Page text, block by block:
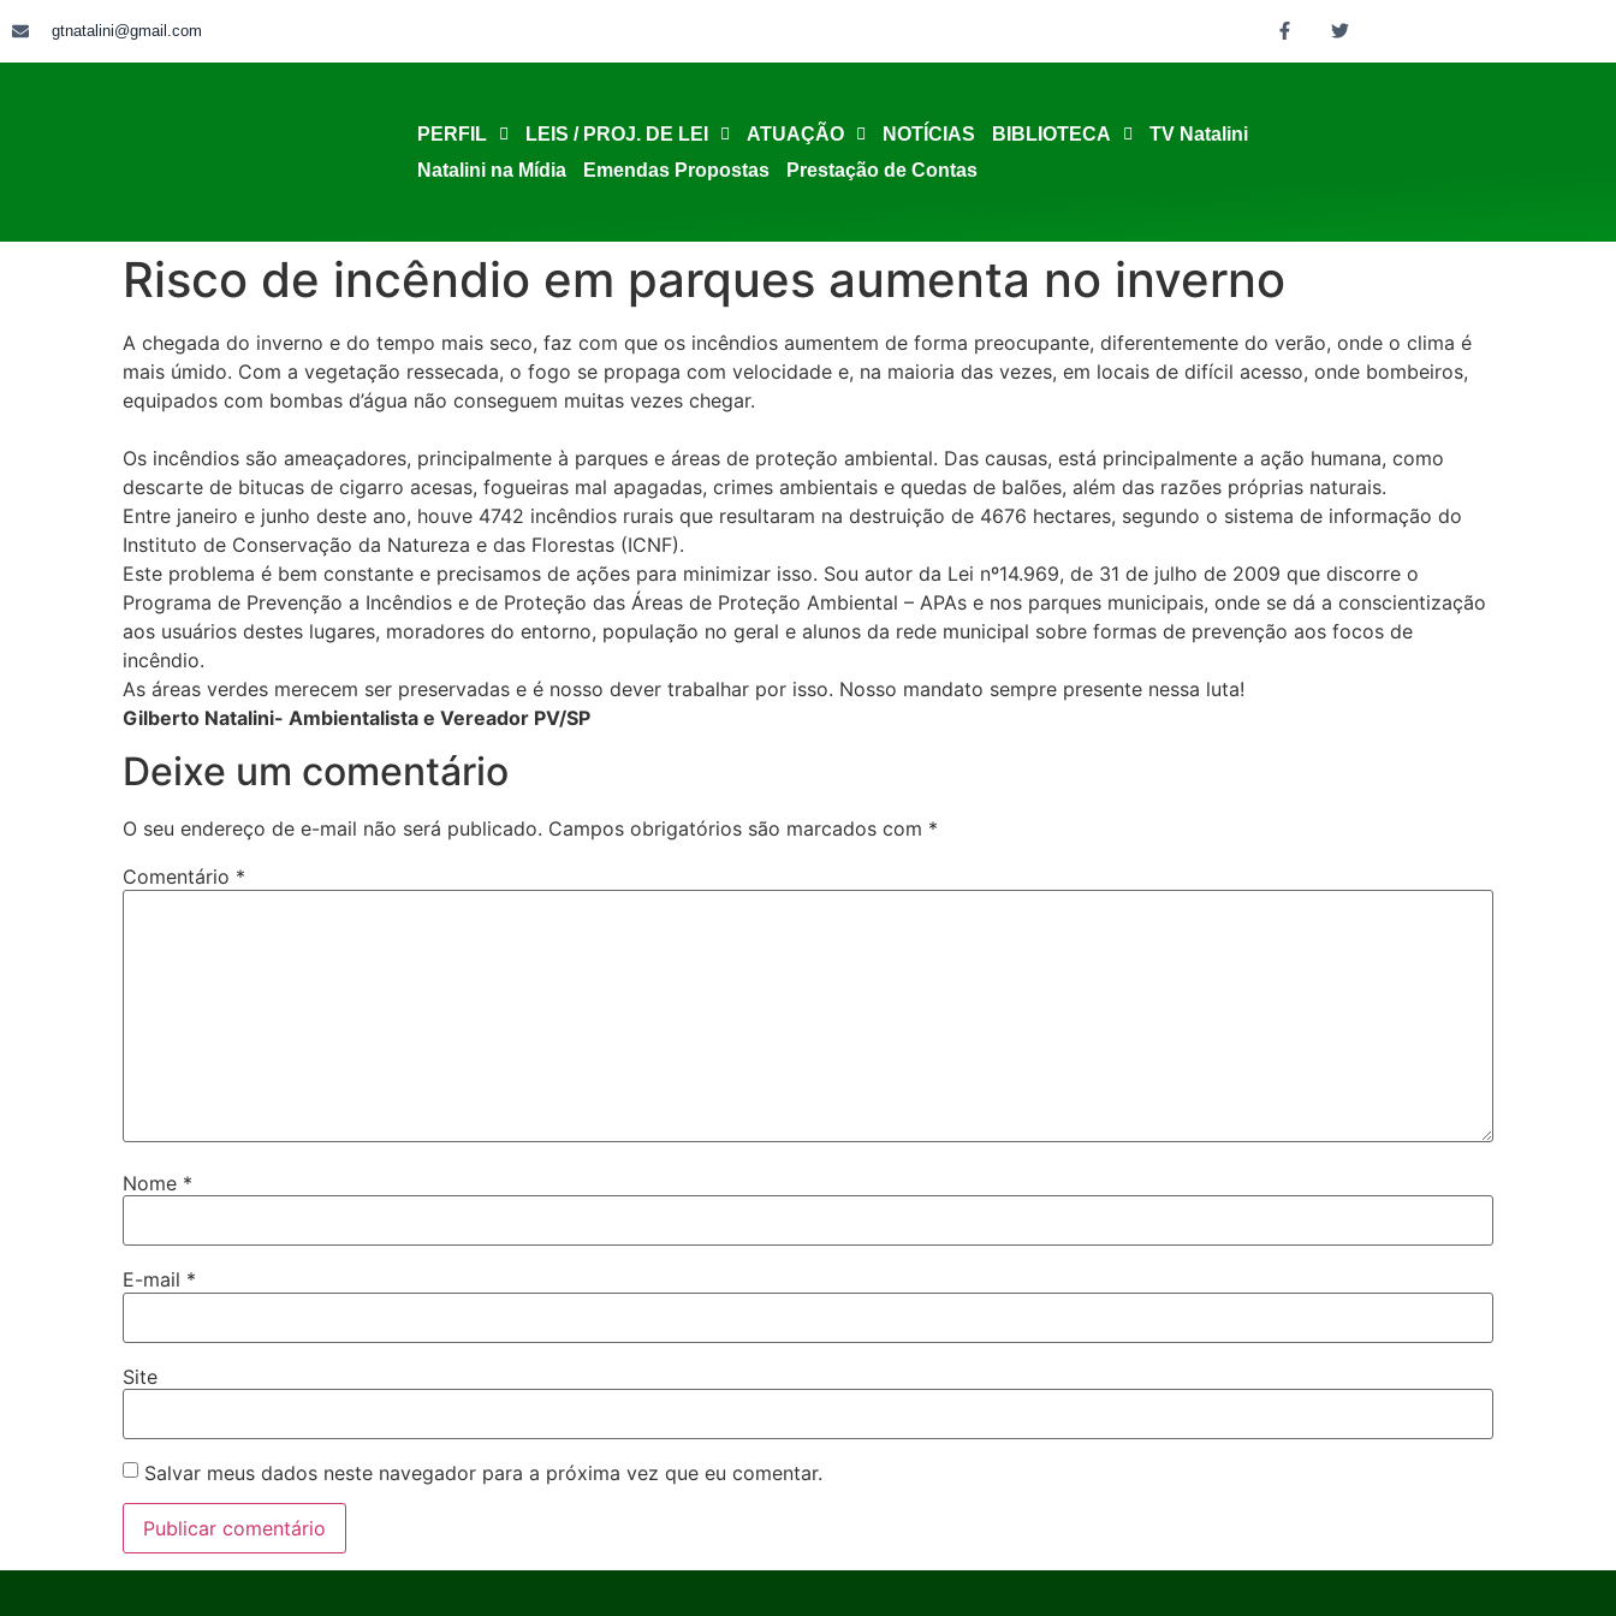
gtnatalini@gmail.com
PERFIL LEIS / PROJ. DE LEI ATUAÇÃO NOTÍCIAS BIBLIOTECA
TV Natalini
Natalini na Mídia
Emendas Propostas Prestação de Contas
Risco de incêndio em parques aumenta no inverno
A chegada do inverno e do tempo mais seco, faz com que os incêndios aumentem de forma preocupante, diferentemente do verão, onde o clima é
mais úmido. Com a vegetação ressecada, o fogo se propaga com velocidade e, na maioria das vezes, em locais de difícil acesso, onde bombeiros,
equipados com bombas d’água não conseguem muitas vezes chegar.
Os incêndios são ameaçadores, principalmente à parques e áreas de proteção ambiental. Das causas, está principalmente a ação humana, como
descarte de bitucas de cigarro acesas, fogueiras mal apagadas, crimes ambientais e quedas de balões, além das razões próprias naturais.
Entre janeiro e junho deste ano, houve 4742 incêndios rurais que resultaram na destruição de 4676 hectares, segundo o sistema de informação do
Instituto de Conservação da Natureza e das Florestas (ICNF).
Este problema é bem constante e precisamos de ações para minimizar isso. Sou autor da Lei nº14.969, de 31 de julho de 2009 que discorre o
Programa de Prevenção a Incêndios e de Proteção das Áreas de Proteção Ambiental – APAs e nos parques municipais, onde se dá a conscientização
aos usuários destes lugares, moradores do entorno, população no geral e alunos da rede municipal sobre formas de prevenção aos focos de
incêndio.
As áreas verdes merecem ser preservadas e é nosso dever trabalhar por isso. Nosso mandato sempre presente nessa luta!
Gilberto Natalini- Ambientalista e Vereador PV/SP
Deixe um comentário
O seu endereço de e-mail não será publicado. Campos obrigatórios são marcados com *
Comentário *
Nome *
E-mail *
Site
Salvar meus dados neste navegador para a próxima vez que eu comentar.